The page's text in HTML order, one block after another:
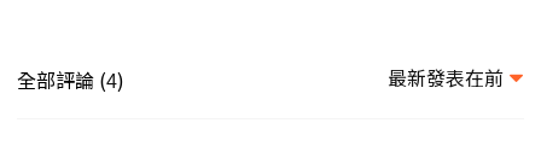
全部評論 (4) 最新發表在前